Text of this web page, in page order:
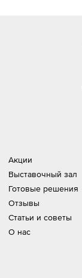
Акции
Выставочный зал
Готовые решения
Отзывы
Статьи и советы
О нас